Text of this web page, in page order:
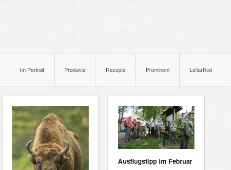
Im Portrait Produkte Rezepte Prominent Leitartikel
Ausflugstipp im Februar